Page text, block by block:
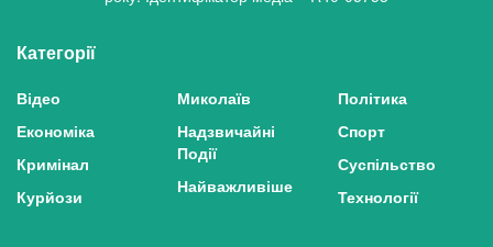
Категорії
Відео
Економіка
Кримінал
Курйози
Миколаїв
Надзвичайні
Події
Найважливіше
Політика
Спорт
Суспільство
Технології